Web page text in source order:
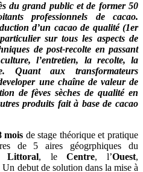
du grand public et de former 50
professionnels de cacao.
d’un cacao de qualité (1er
sur tous les aspects de
de post-recolte en passant
l’entretien, la recolte, la
Quant aux transformateurs
une chaîne de valeur de
de fèves sèches de qualité en
produits fait à base de cacao
mois de stage théorique et pratique
de 5 aires géogrphiques du
Littoral, leCentre, l’Ouest,
Un debut de solution dans la mise à